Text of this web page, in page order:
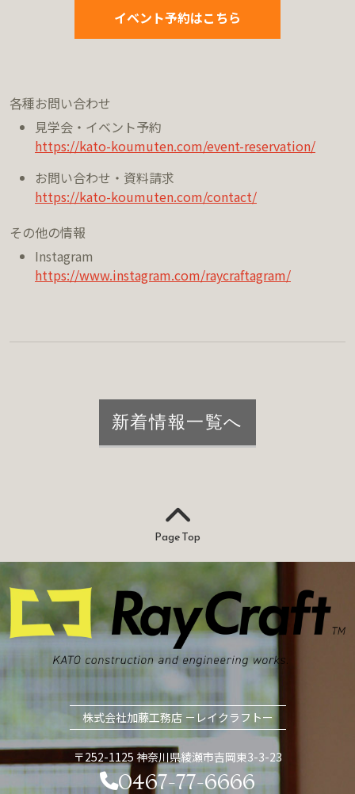
イベント予約はこちら
各種お問い合わせ
見学会・イベント予約
https://kato-koumuten.com/event-reservation/
お問い合わせ・資料請求
https://kato-koumuten.com/contact/
その他の情報
Instagram
https://www.instagram.com/raycraftagram/
新着情報一覧へ
Page Top
株式会社加藤工務店 －レイクラフトー
〒252-1125 神奈川県綾瀬市吉岡東3-3-23
0467-77-6666